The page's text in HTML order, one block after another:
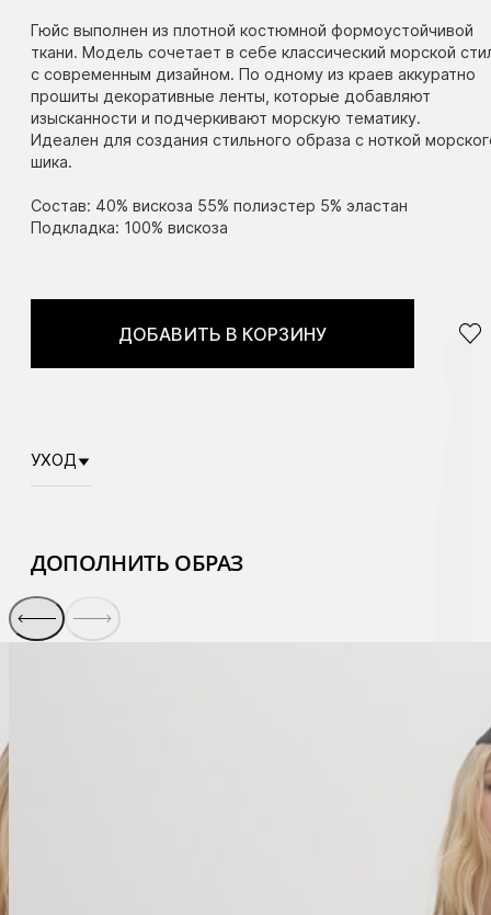
Гюйс выполнен из плотной костюмной формоустойчивой
ткани. Модель сочетает в себе классический морской
с современным дизайном. По одному из краев аккуратно
прошиты декоративные ленты, которые добавляют
изысканности и подчеркивают морскую тематику.
Идеален для создания стильного образа с ноткой
шика.
Состав: 40% вискоза 55% полиэстер 5% эластан
Подкладка: 100% вискоза
ДОБАВИТЬ В КОРЗИНУ
УХОД
ДОПОЛНИТЬ ОБРАЗ